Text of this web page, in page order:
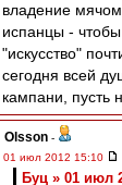
владение мячом
испанцы -
"искусство"
сегодня всей
кампани, пусть
Olsson -
01 июл 2012 15:10
Буц » 01 июл